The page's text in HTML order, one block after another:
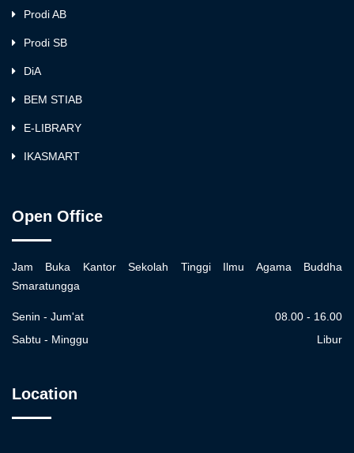
Prodi AB
Prodi SB
DiA
BEM STIAB
E-LIBRARY
IKASMART
Open Office
Jam Buka Kantor Sekolah Tinggi Ilmu Agama Buddha
Smaratungga
Senin - Jum'at
08.00 - 16.00
Sabtu - Minggu
Libur
Location